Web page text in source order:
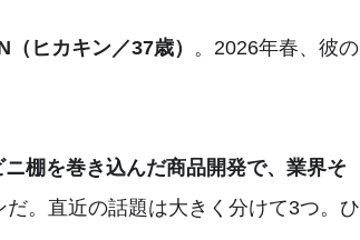
（ヒカキン／37歳） 。2026年春、彼の
ニ棚を巻き込んだ商品開発で、業界そ
だ。直近の話題は大きく分けて3つ。ひ